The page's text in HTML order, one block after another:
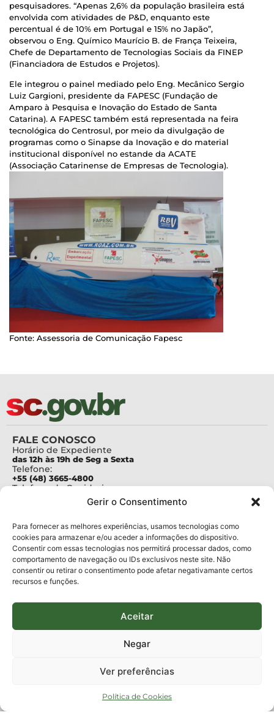
Gerir o Consentimento
Para fornecer as melhores experiências, usamos tecnologias como
cookies para armazenar e/ou aceder a informações do dispositivo.
Consentir com essas tecnologias nos permitirá processar dados, como
comportamento de navegação ou IDs exclusivos neste site. Não
consentir ou retirar o consentimento pode afetar negativamante certos
recursos e funções.
Aceitar
Negar
Ver preferências
Política de Cookies
pesquisadores. “Apenas 2,6% da população brasileira está
envolvida com atividades de P&D, enquanto este
percentual é de 10% em Portugal e 15% no Japão”,
observou o Eng. Químico Maurício B. de França Teixeira,
Chefe de Departamento de Tecnologias Sociais da FINEP
(Financiadora de Estudos e Projetos).
Ele integrou o painel mediado pelo Eng. Mecânico Sergio
Luiz Gargioni, presidente da FAPESC (Fundação de
Amparo à Pesquisa e Inovação do Estado de Santa
Catarina). A FAPESC também está representada na feira
tecnológica do Centrosul, por meio da divulgação de
programas como o Sinapse da Inovação e do material
institucional disponível no estande da ACATE
(Associação Catarinense de Empresas de Tecnologia).
Fonte: Assessoria de Comunicação Fapesc
FALE CONOSCO
Horário de Expediente
das 12h às 19h de Seg a Sexta
Telefone:
+55 (48) 3665-4800
Telefone da Ouvidoria
Para assuntos relacionados à Pesquisa
pesquisa@fapesc.sc.gov.br
Para assuntos relacionados à Inovação
inovacao@fapesc.sc.gov.br
Para assuntos relacionados à Bolsas
bolsas@fapesc.sc.gov.br
Para assuntos relacionados à Prestação de Contas
Para assuntos relacionados à Plataforma
plataforma@fapesc.sc.gov.br
Jair Artur da Silva dpo@fapesc.sc.gov.br 3665-4831
km 01, Módulo 12A, Edifício Fapesc / Celta, 5° andar